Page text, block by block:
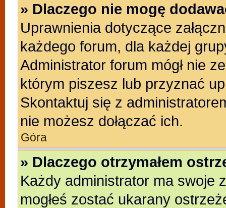
» Dlaczego nie mogę
Uprawnienia dotyczące
każdego forum, dla każdej
Administrator forum mógł nie
którym piszesz lub przyznać
Skontaktuj się z
nie możesz dołączać ich.
Góra
» Dlaczego otrzymałem
Każdy administrator ma swoje
mogłeś zostać ukarany